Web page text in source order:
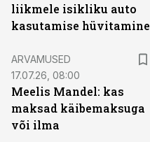
liikmele isikliku auto
kasutamise hüvitamine
ARVAMUSED
17.07.26, 08:00
Meelis Mandel: kas
maksad käibemaksuga
või ilma